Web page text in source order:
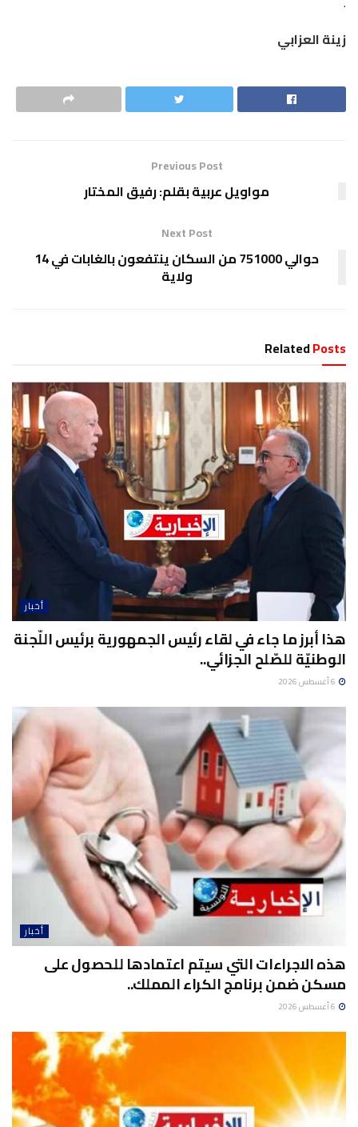
زينة العزابي
Previous Post
مواويل عربية بقلم: رفيق المختار
Next Post
حوالي 751000 من السكان ينتفعون بالغابات في 14
ولاية
RelatedPosts
أخبار
هذا أبرز ما جاء في لقاء رئيس الجمهورية برئيس اللّجنة
الوطنيّة للصّلح الجزائي..
أخبار
هذه الاجراءات التي سيتم اعتمادها للحصول على
مسكن ضمن برنامج الكراء المملك..